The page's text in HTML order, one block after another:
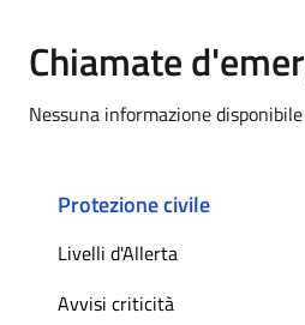
Chiamate
Nessuna informazione disponibile
Protezione civile
Livelli d'Allerta
Avvisi criticità